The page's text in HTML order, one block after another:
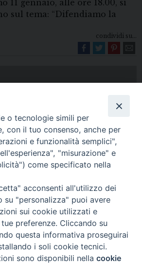
11 gennaio, alle ore 18.00, si
sul tema: “Difendiamo la
condividi su...
Melfi Rapolla Venosa
- 85025 MELFI (PZ) •
Tel. 0972238604
PEC ufficiale della Diocesi:
o tecnologie simili per
con il tuo consenso, anche per
e funzionalità semplici",
"misurazione" e
come specificato nella
acconsenti all'utilizzo dei
su "personalizza" puoi avere
sui cookie utilizzati e
preferenze. Cliccando su
questa informativa proseguirai
i soli cookie tecnici.
sono disponibili nellacookie